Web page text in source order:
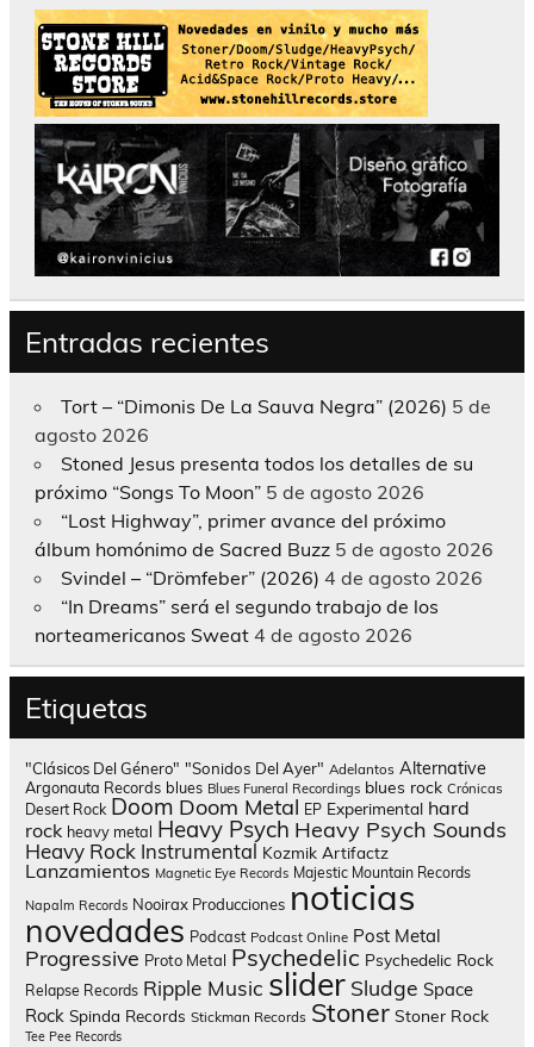
Entradas recientes
Tort – “Dimonis De La Sauva Negra” (2026) 5 de
agosto 2026
Stoned Jesus presenta todos los detalles de su
próximo “Songs To Moon” 5 de agosto 2026
“Lost Highway”, primer avance del próximo
álbum homónimo de Sacred Buzz 5 de agosto 2026
Svindel – “Drömfeber” (2026) 4 de agosto 2026
“In Dreams” será el segundo trabajo de los
norteamericanos Sweat 4 de agosto 2026
Etiquetas
"Clásicos Del Género" "Sonidos Del Ayer" Adelantos Alternative
Argonauta Records blues Blues Funeral Recordings blues rock Crónicas
Desert Rock Doom Doom Metal EP Experimental hard
rock heavy metal Heavy Psych Heavy Psych Sounds
Heavy Rock Instrumental Kozmik Artifactz
Lanzamientos Magnetic Eye Records Majestic Mountain Records
Napalm Records Nooirax Producciones noticias
novedades Podcast Podcast Online Post Metal
Progressive Proto Metal Psychedelic Psychedelic Rock
Relapse Records Ripple Music slider Sludge Space
Rock Spinda Records Stickman Records Stoner Stoner Rock
Tee Pee Records